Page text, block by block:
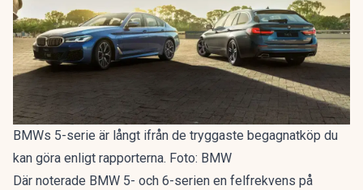
BMWs 5-serie är långt ifrån de tryggaste begagnatköp du
kan göra enligt rapporterna. Foto: BMW
Där noterade BMW 5- och 6-serien en felfrekvens på